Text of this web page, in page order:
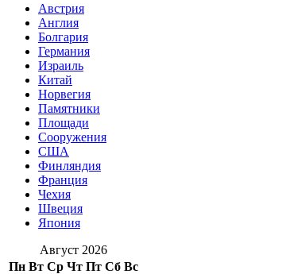
Австрия
Англия
Болгария
Германия
Израиль
Китай
Норвегия
Памятники
Площади
Сооружения
США
Финляндия
Франция
Чехия
Швеция
Япония
Август 2026
Пн Вт Ср Чт Пт Сб Вс